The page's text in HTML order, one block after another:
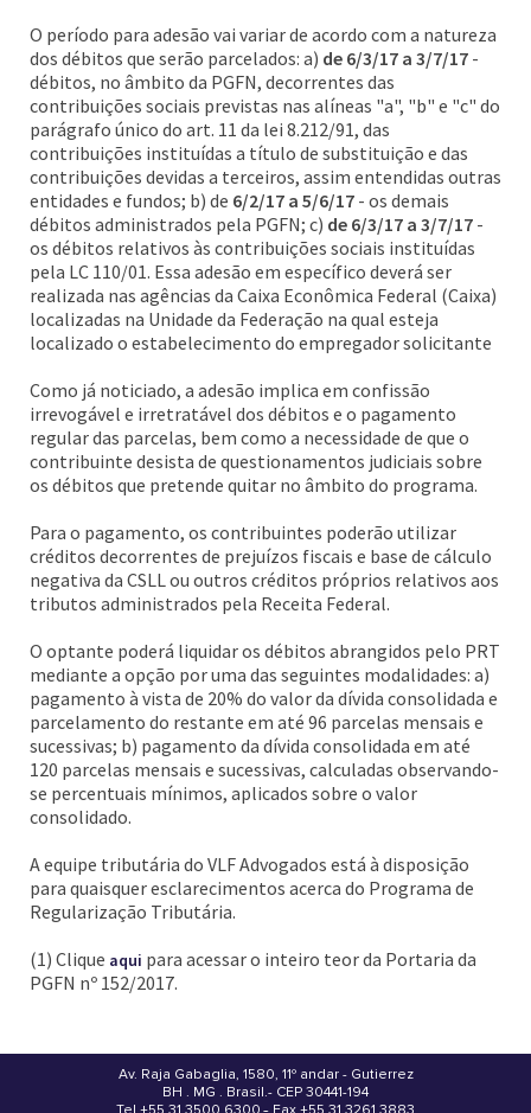
O período para adesão vai variar de acordo com a natureza
dos débitos que serão parcelados: a) de 6/3/17 a 3/7/17 -
débitos, no âmbito da PGFN, decorrentes das
contribuições sociais previstas nas alíneas "a", "b" e "c" do
parágrafo único do art. 11 da lei 8.212/91, das
contribuições instituídas a título de substituição e das
contribuições devidas a terceiros, assim entendidas outras
entidades e fundos; b) de 6/2/17 a 5/6/17 - os demais
débitos administrados pela PGFN; c) de 6/3/17 a 3/7/17 -
os débitos relativos às contribuições sociais instituídas
pela LC 110/01. Essa adesão em específico deverá ser
realizada nas agências da Caixa Econômica Federal (Caixa)
localizadas na Unidade da Federação na qual esteja
localizado o estabelecimento do empregador solicitante
Como já noticiado, a adesão implica em confissão
irrevogável e irretratável dos débitos e o pagamento
regular das parcelas, bem como a necessidade de que o
contribuinte desista de questionamentos judiciais sobre
os débitos que pretende quitar no âmbito do programa.
Para o pagamento, os contribuintes poderão utilizar
créditos decorrentes de prejuízos fiscais e base de cálculo
negativa da CSLL ou outros créditos próprios relativos aos
tributos administrados pela Receita Federal.
O optante poderá liquidar os débitos abrangidos pelo PRT
mediante a opção por uma das seguintes modalidades: a)
pagamento à vista de 20% do valor da dívida consolidada e
parcelamento do restante em até 96 parcelas mensais e
sucessivas; b) pagamento da dívida consolidada em até
120 parcelas mensais e sucessivas, calculadas observando-
se percentuais mínimos, aplicados sobre o valor
consolidado.
A equipe tributária do VLF Advogados está à disposição
para quaisquer esclarecimentos acerca do Programa de
Regularização Tributária.
(1) Clique aqui para acessar o inteiro teor da Portaria da
PGFN nº 152/2017.
Av. Raja Gabaglia, 1580, 11º andar - Gutierrez
.
BH . MG . Brasil - CEP 30441-194